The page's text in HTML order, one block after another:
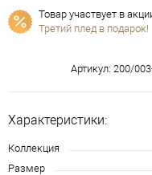
Товар участвует в
Третий плед в подарок!
Артикул: 200/
Характеристики:
Коллекция
Размер